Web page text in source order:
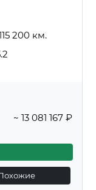
200 км.
~ 13 081 167 ₽